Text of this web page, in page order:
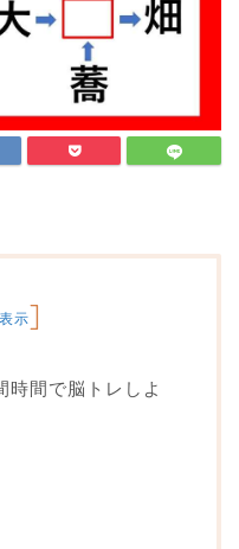
示]
間で脳トレしよ